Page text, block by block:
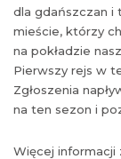
dla gdańszczan i
mieście, którzy
na pokładzie
Pierwszy rejs w
Zgłoszenia
na ten sezon i
Więcej informacji